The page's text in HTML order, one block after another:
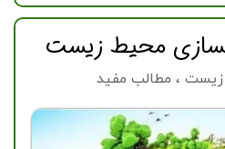
محيط زيست
، مطالب مفید